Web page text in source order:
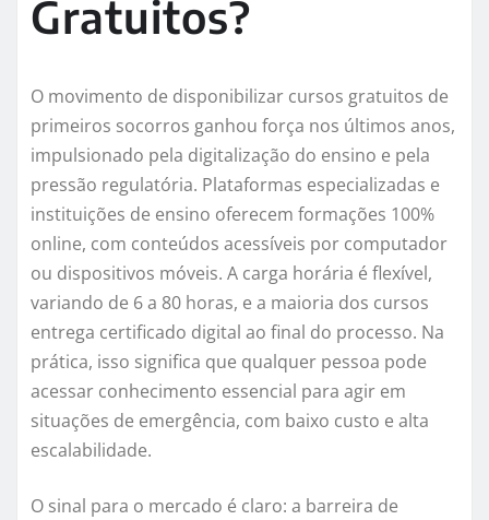
Gratuitos?
O movimento de disponibilizar cursos gratuitos de
primeiros socorros ganhou força nos últimos anos,
impulsionado pela digitalização do ensino e pela
pressão regulatória. Plataformas especializadas e
instituições de ensino oferecem formações 100%
online, com conteúdos acessíveis por computador
ou dispositivos móveis. A carga horária é flexível,
variando de 6 a 80 horas, e a maioria dos cursos
entrega certificado digital ao final do processo. Na
prática, isso significa que qualquer pessoa pode
acessar conhecimento essencial para agir em
situações de emergência, com baixo custo e alta
escalabilidade.
O sinal para o mercado é claro: a barreira de